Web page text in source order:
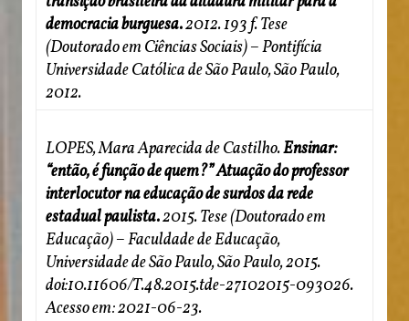
democracia burguesa.2012. 193 f. Tese
(Doutorado em Ciências Sociais) – Pontifícia
Universidade Católica de São Paulo, São Paulo,
2012.
LOPES, Mara Aparecida de Castilho.Ensinar:
“então, é função de quem?” Atuação do professor
interlocutor na educação de surdos da rede
estadual paulista.2015. Tese (Doutorado em
Educação) – Faculdade de Educação,
Universidade de São Paulo, São Paulo, 2015.
doi:10.11606/T.48.2015.tde-27102015-093026.
Acesso em: 2021-06-23.